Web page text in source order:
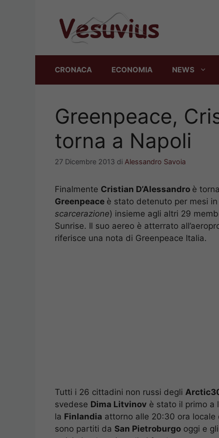
CRONACA ECONOMIA NEWS
Greenpeace,
torna a Napoli
27 Dicembre 2013 di Alessandro Savoia
Finalmente Cristian D’Alessandro è
Greenpeace è stato detenuto per mesi in
scarcerazione) insieme agli altri 29
Sunrise. Il suo aereo è atterrato
riferisce una nota di Greenpeace Italia.
Tutti i 26 cittadini non russi degli
svedese Dima Litvinov è stato il primo a
la Finlandia attorno alle 20:30 ora
sono partiti da San Pietroburgo oggi e